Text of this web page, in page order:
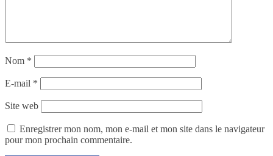
Nom *
E-mail *
Site web
Enregistrer mon nom, mon e-mail et mon site dans le navigateur
pour mon prochain commentaire.